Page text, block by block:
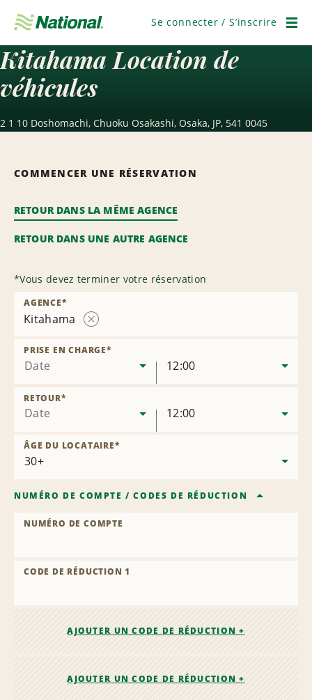
navigation
Se connecter / S’inscrire
Kitahama Location de
véhicules
2 1 10 Doshomachi, Chuoku Osakashi, Osaka, JP, 541 0045
COMMENCER UNE RÉSERVATION
RETOUR DANS LA MÊME AGENCE
RETOUR DANS UNE AUTRE AGENCE
*Vous devez terminer votre réservation
Kitahama
l’agence
AGENCE*
Date
PRISE EN CHARGE*
12:00
Date
RETOUR*
12:00
ÂGE DU LOCATAIRE*
NUMÉRO DE COMPTE /CODES DE RÉDUCTION
NUMÉRO DE COMPTE
CODE DE RÉDUCTION 1
AJOUTER UN CODE DE RÉDUCTION +
AJOUTER UN CODE DE RÉDUCTION +